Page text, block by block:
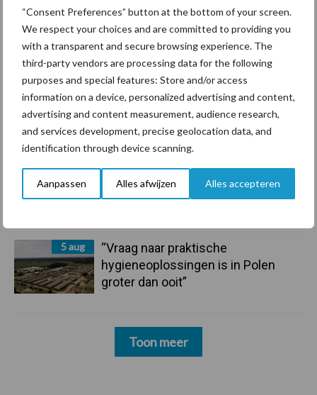
“Consent Preferences” button at the bottom of your screen.
We respect your choices and are committed to providing you
with a transparent and secure browsing experience. The
third-party vendors are processing data for the following
purposes and special features: Store and/or access
information on a device, personalized advertising and content,
advertising and content measurement, audience research,
and services development, precise geolocation data, and
identification through device scanning.
Aanpassen Alles afwijzen Alles accepteren
7 aug
De speenhuid: een vaak
onderschatte risicofactor voor
mastitis
ForFarmers ziet volume en
marktaandeel groeien in krimpende
Nederlandse markt
Tien praktische tips voor een
langere levensduur
5 aug
“Vraag naar praktische
hygieneoplossingen is in Polen
groter dan ooit”
Toon meer